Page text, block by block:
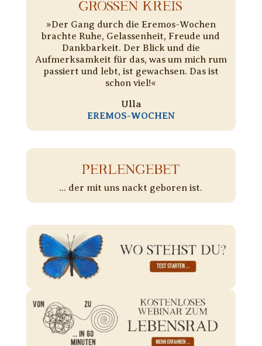
GROSSEN KREIS
»Der Gang durch die Eremos-Wochen
brachte Ruhe, Gelassenheit, Freude und
Dankbarkeit. Der Blick und die
Aufmerksamkeit für das, was um mich rum
passiert und lebt, ist gewachsen. Das ist
schon viel!«
Ulla
EREMOS-WOCHEN
PERLENGEBET
... der mit uns nackt geboren ist.